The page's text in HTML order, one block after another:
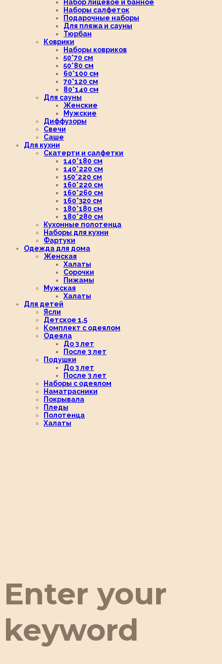
Набор лицевое и банное
Наборы салфеток
Подарочные наборы
Для пляжа и сауны
Тюрбан
Коврики
Наборы ковриков
50*70 см
50*80 см
60*100 см
70*120 см
80*140 см
Для сауны
Женские
Мужские
Диффузоры
Свечи
Саше
Для кухни
Скатерти и салфетки
140*180 см
140*220 см
150*220 см
160*220 см
160*260 см
160*320 см
180*180 см
180*280 см
Кухонные полотенца
Наборы для кухни
Фартуки
Одежда для дома
Женская
Халаты
Сорочки
Пижамы
Мужская
Халаты
Для детей
Ясли
Детское 1,5
Комплект с одеялом
Одеяла
До 3 лет
После 3 лет
Подушки
До 3 лет
После 3 лет
Наборы с одеялом
Наматрасники
Покрывала
Пледы
Полотенца
Халаты
Enter your
keyword